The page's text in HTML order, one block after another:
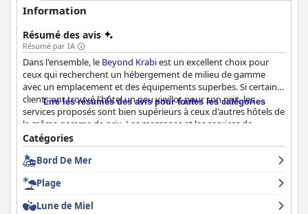
Information
Résumé des avis
Résumé par IA
Dans l'ensemble, le Beyond Krabiest un excellent choix pour
ceux qui recherchent un hébergement de milieu de gamme
avec un emplacement et des équipements superbes. Si certains
clients ont trouvé l'hôtel un peu vieillot pour son prix, les
services proposés sont bien supérieurs à ceux d'autres hôtels de
la même gamme de prix. Les massages et les services de
blanchisserie sont proposés à des prix raisonnables et le
personnel est attentif et amical. Bien qu'il ne s'agisse pas d'un
véritable hôtel 5 étoiles, la plupart des clients s'accordent à dire
tous.
Lire les résumés des avis pour toutes les catégories
Catégories
Bord De Mer
Plage
Lune de Miel